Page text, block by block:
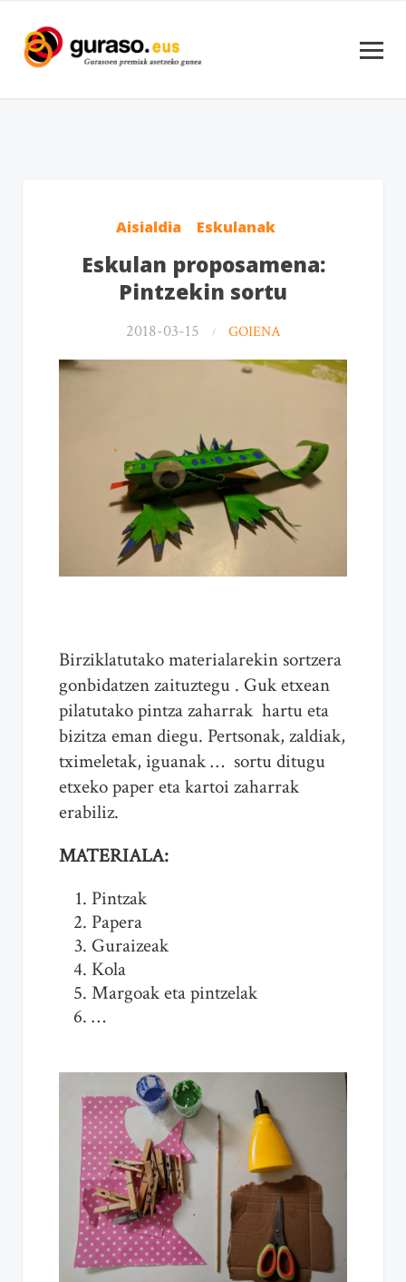
Aisialdia Eskulanak
Eskulan proposamena:
Pintzekin sortu
2018-03-15 GOIENA
Birziklatutako materialarekin sortzera
gonbidatzen zaituztegu . Guk etxean
pilatutako pintza zaharrak hartu eta
bizitza eman diegu. Pertsonak, zaldiak,
tximeletak, iguanak … sortu ditugu
etxeko paper eta kartoi zaharrak
erabiliz.
MATERIALA:
Pintzak
Papera
Guraizeak
Kola
Margoak eta pintzelak
…